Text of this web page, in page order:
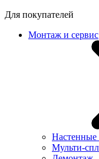
Для покупателей
Монтаж и сервис
Мульти-